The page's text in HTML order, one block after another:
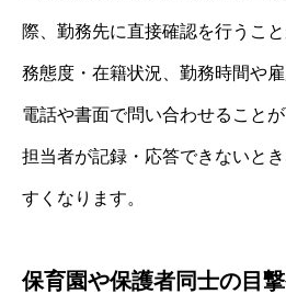
際、勤務先に直接確認を行うこ
務態度・在籍状況、勤務時間や
電話や書面で問い合わせること
担当者が記録・応答できないと
すくなります。
保育園や保護者同士の目